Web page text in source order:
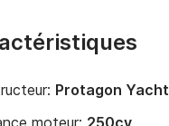
Protagon Yacht
moteur: 250cv